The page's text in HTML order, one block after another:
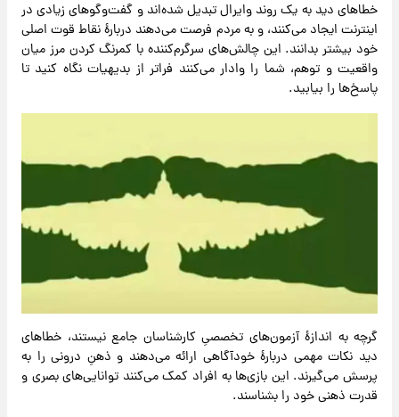
خطاهای دید به یک روند وایرال تبدیل شده‌اند و گفت‌وگوهای زیادی در
اینترنت ایجاد می‌کنند، و به مردم فرصت می‌دهند دربارهٔ نقاط قوت اصلی
خود بیشتر بدانند. این چالش‌های سرگرم‌کننده با کمرنگ کردن مرز میان
واقعیت و توهم، شما را وادار می‌کنند فراتر از بدیهیات نگاه کنید تا
پاسخ‌ها را بیابید.
گرچه به اندازهٔ آزمون‌های تخصصیِ کارشناسان جامع نیستند، خطاهای
دید نکات مهمی دربارهٔ خودآگاهی ارائه می‌دهند و ذهنِ درونی را به
پرسش می‌گیرند. این بازی‌ها به افراد کمک می‌کنند توانایی‌های بصری و
قدرت ذهنی خود را بشناسند.